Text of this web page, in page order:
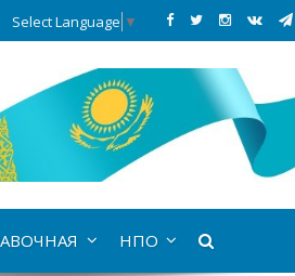
Select Language ▼
НПО